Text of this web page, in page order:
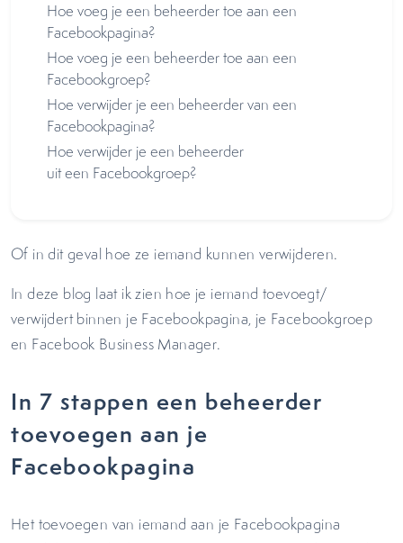
Hoe voeg je een beheerder toe aan een
Facebookpagina?
Hoe voeg je een beheerder toe aan een
Facebookgroep?
Hoe verwijder je een beheerder van een
Facebookpagina?
Hoe verwijder je een beheerder
uit een Facebookgroep?
Of in dit geval hoe ze iemand kunnen verwijderen.
In deze blog laat ik zien hoe je iemand toevoegt/
verwijdert binnen je Facebookpagina, je Facebookgroep
en Facebook Business Manager.
In 7 stappen een beheerder
toevoegen aan je
Facebookpagina
Het toevoegen van iemand aan je Facebookpagina